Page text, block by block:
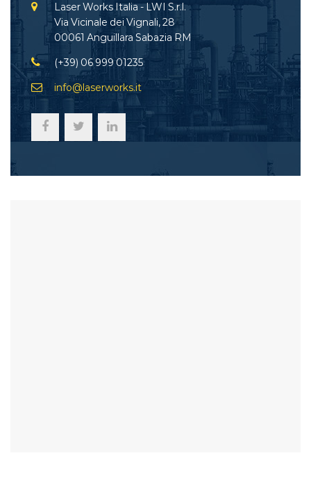
Laser Works Italia - LWI S.r.l.
Via Vicinale dei Vignali, 28
00061 Anguillara Sabazia RM
(+39) 06 999 01235
info@laserworks.it